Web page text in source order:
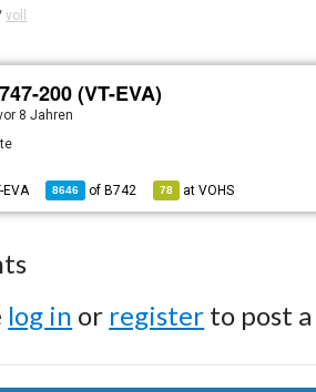
voll
200 (VT-EVA)
8 Jahren
EVA 8646 of B742 78 atVOHS
log in or register to post